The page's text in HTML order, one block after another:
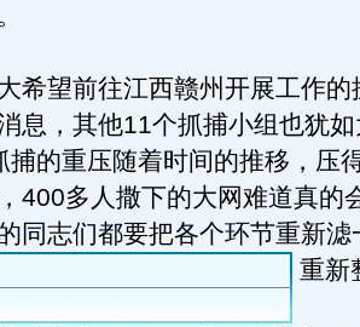
望前往江西赣州开展工作的
息，其他11个抓捕小组也犹
捕的重压随着时间的推移，压
400多人撒下的大网难道真的
同志们都要把各个环节重新滤
重新